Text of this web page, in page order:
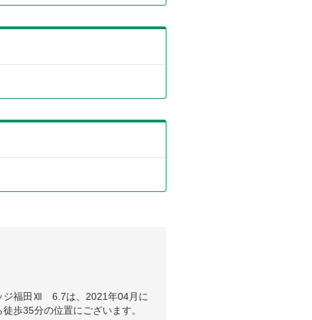
ジ福田Ⅻ 6.7は、2021年04月に
歩35分の位置にございます。